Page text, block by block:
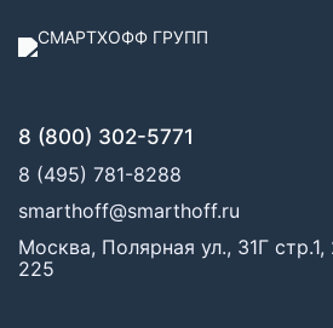
8 (800) 302-5771
8 (495) 781-8288
smarthoff@smarthoff.ru
Москва, Полярная ул., 31Г стр.1,
225